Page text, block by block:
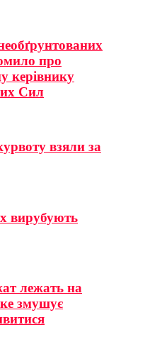
про
керівнику
Сил
взяли за
вирубують
лежать на
змушує